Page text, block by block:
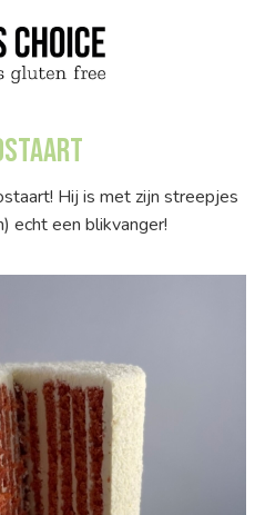
Hij is met zijn streepjes
echt een blikvanger!